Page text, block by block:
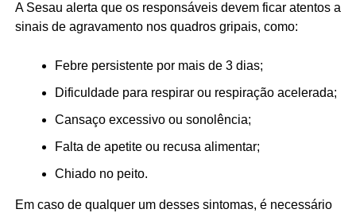
A Sesau alerta que os responsáveis devem ficar atentos a
sinais de agravamento nos quadros gripais, como:
Febre persistente por mais de 3 dias;
Dificuldade para respirar ou respiração acelerada;
Cansaço excessivo ou sonolência;
Falta de apetite ou recusa alimentar;
Chiado no peito.
Em caso de qualquer um desses sintomas, é necessário